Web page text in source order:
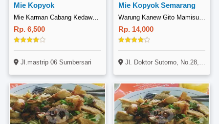
Mie Kopyok
Mie Karman Cabang Kedawung, Mastrip
Rp. 6,500
Jl.mastrip 06 Sumbersari
Mie Kopyok Semarang
Warung Kanew Gito Mamisu, Klojen
Rp. 14,000
Jl. Doktor Sutomo, No.28, Klojen, Malang